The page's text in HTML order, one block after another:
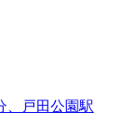
、戸田公園駅